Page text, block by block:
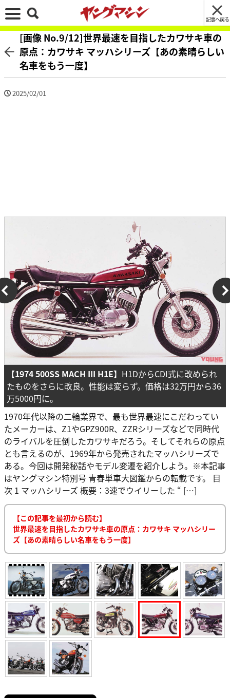
記事へ戻る
[画像 No.9/12]世界最速を目指したカワサキ車の
原点：カワサキ マッハシリーズ【あの素晴らしい
名車をもう一度】
2025/02/01
【1974500SS MACH III H1E】 H1DからCDI式に改められ
たものをさらに改良。性能は変らず。価格は32万円から36
万5000円に。
1970年代以降の二輪業界で、最も世界最速にこだわってい
たメーカーは、Z1やGPZ900R、ZZRシリーズなどで同時代
のライバルを圧倒したカワサキだろう。そしてそれらの原点
とも言えるのが、1969年から発売されたマッハシリーズで
ある。今回は開発秘話やモデル変遷を紹介しよう。※本記事
はヤングマシン特別号 青春単車大図鑑からの転載です。 目
次 1 マッハシリーズ 概要：3速でウイリーした “ […]
【この記事を最初から読む】
世界最速を目指したカワサキ車の原点：カワサキ マッハシリー
ズ【あの素晴らしい名車をもう一度】